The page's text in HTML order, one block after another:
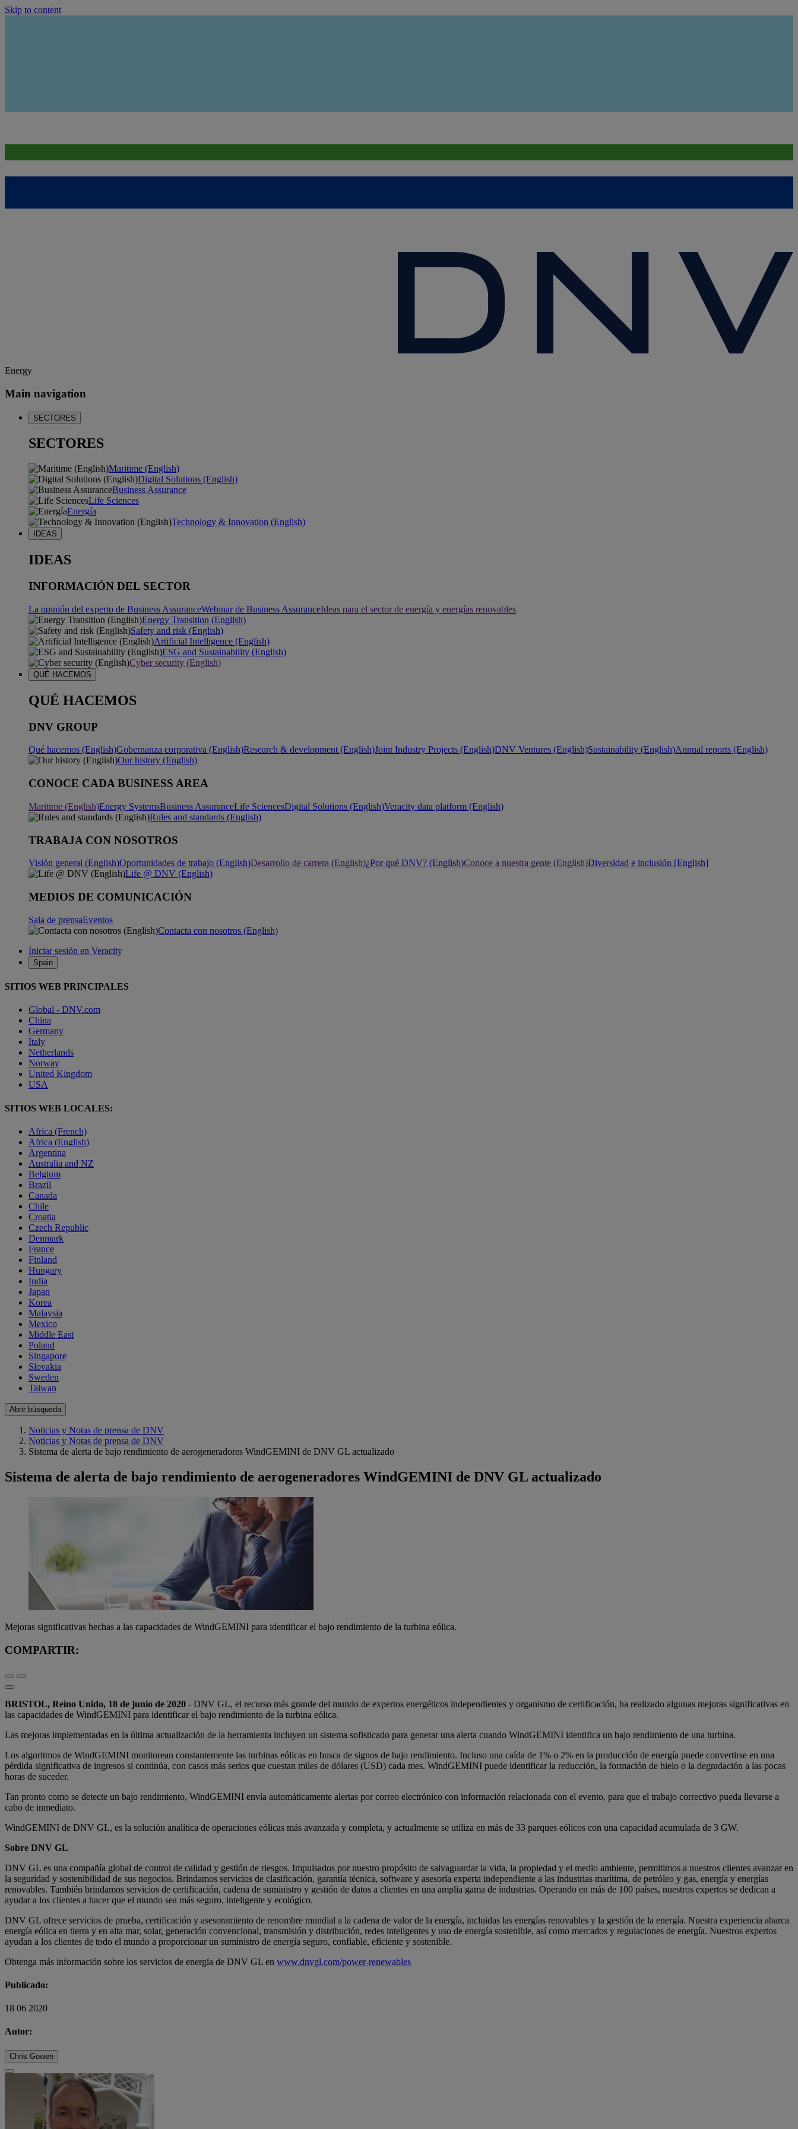
Skip to content
Energy
Main navigation
SECTORES
SECTORES
Maritime (English)
Digital Solutions (English)
Business Assurance
Life Sciences
Energía
Technology & Innovation (English)
IDEAS
IDEAS
INFORMACIÓN DEL SECTOR
La opinión del experto de Business AssuranceWebinar de Business AssuranceIdeas para el sector de energía y energías renovables
Energy Transition (English)
Safety and risk (English)
Artificial Intelligence (English)
ESG and Sustainability (English)
Cyber security (English)
QUÉ HACEMOS
QUÉ HACEMOS
DNV GROUP
Qué hacemos (English)Gobernanza corporativa (English)Research & development (English)Joint Industry Projects (English)DNV Ventures (English)Sustainability (English)Annual reports (English)
Our history (English)
CONOCE CADA BUSINESS AREA
Maritime (English)Energy SystemsBusiness AssuranceLife SciencesDigital Solutions (English)Veracity data platform (English)
Rules and standards (English)
TRABAJA CON NOSOTROS
Visión general (English)Oportunidades de trabajo (English)Desarrollo de carrera (English)¿Por qué DNV? (English)Conoce a nuestra gente (English)Diversidad e inclusión [English]
Life @ DNV (English)
MEDIOS DE COMUNICACIÓN
Sala de prensaEventos
Contacta con nosotros (English)
Iniciar sesión en Veracity
Spain
SITIOS WEB PRINCIPALES
Global - DNV.com
China
Germany
Italy
Netherlands
Norway
United Kingdom
USA
SITIOS WEB LOCALES:
Africa (French)
Africa (English)
Argentina
Australia and NZ
Belgium
Brazil
Canada
Chile
Croatia
Czech Republic
Denmark
France
Finland
Hungary
India
Japan
Korea
Malaysia
Mexico
Middle East
Poland
Singapore
Slovakia
Sweden
Taiwan
Abrir búsqueda
Noticias y Notas de prensa de DNV
Noticias y Notas de prensa de DNV
Sistema de alerta de bajo rendimiento de aerogeneradores WindGEMINI de DNV GL actualizado
Sistema de alerta de bajo rendimiento de aerogeneradores WindGEMINI de DNV GL actualizado
Mejoras significativas hechas a las capacidades de WindGEMINI para identificar el bajo rendimiento de la turbina eólica.
COMPARTIR:
BRISTOL, Reino Unido, 18 de junio de 2020 - DNV GL, el recurso más grande del mundo de expertos energéticos independientes y organismo de certificación, ha realizado algunas mejoras significativas en
las capacidades de WindGEMINI para identificar el bajo rendimiento de la turbina eólica.
Las mejoras implementadas en la última actualización de la herramienta incluyen un sistema sofisticado para generar una alerta cuando WindGEMINI identifica un bajo rendimiento de una turbina.
Los algoritmos de WindGEMINI monitorean constantemente las turbinas eólicas en busca de signos de bajo rendimiento. Incluso una caída de 1% o 2% en la producción de energía puede convertirse en una
pérdida significativa de ingresos si continúa, con casos más serios que cuestan miles de dólares (USD) cada mes. WindGEMINI puede identificar la reducción, la formación de hielo o la degradación a las pocas
horas de suceder.
Tan pronto como se detecte un bajo rendimiento, WindGEMINI envía automáticamente alertas por correo electrónico con información relacionada con el evento, para que el trabajo correctivo pueda llevarse a
cabo de inmediato.
WindGEMINI de DNV GL, es la solución analítica de operaciones eólicas más avanzada y completa, y actualmente se utiliza en más de 33 parques eólicos con una capacidad acumulada de 3 GW.
Sobre DNV GL
DNV GL es una compañía global de control de calidad y gestión de riesgos. Impulsados por nuestro propósito de salvaguardar la vida, la propiedad y el medio ambiente, permitimos a nuestros clientes avanzar en
la seguridad y sostenibilidad de sus negocios. Brindamos servicios de clasificación, garantía técnica, software y asesoría experta independiente a las industrias marítima, de petróleo y gas, energía y energías
renovables. También brindamos servicios de certificación, cadena de suministro y gestión de datos a clientes en una amplia gama de industrias. Operando en más de 100 países, nuestros expertos se dedican a
ayudar a los clientes a hacer que el mundo sea más seguro, inteligente y ecológico.
DNV GL ofrece servicios de prueba, certificación y asesoramiento de renombre mundial a la cadena de valor de la energía, incluidas las energías renovables y la gestión de la energía. Nuestra experiencia abarca
energía eólica en tierra y en alta mar, solar, generación convencional, transmisión y distribución, redes inteligentes y uso de energía sostenible, así como mercados y regulaciones de energía. Nuestros expertos
ayudan a los clientes de todo el mundo a proporcionar un suministro de energía seguro, confiable, eficiente y sostenible.
Obtenga más información sobre los servicios de energía de DNV GL en www.dnvgl.com/power-renewables
Publicado:
18 06 2020
Autor:
Chris Gowen